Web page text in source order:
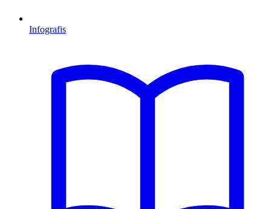
Infografis